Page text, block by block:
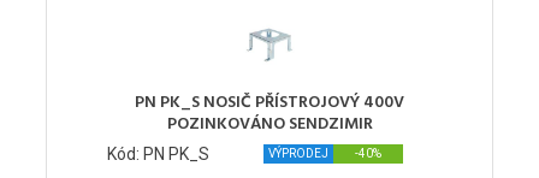
PN PK_S NOSIČ PŘÍSTROJOVÝ 400V
POZINKOVÁNO SENDZIMIR
Kód: PN PK_S VÝPRODEJ -40%